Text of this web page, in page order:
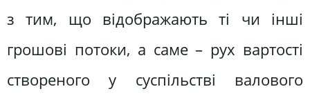
з тим, що відображають ті чи інші
грошові потоки, а саме – рух вартості
створеного у суспільстві валового